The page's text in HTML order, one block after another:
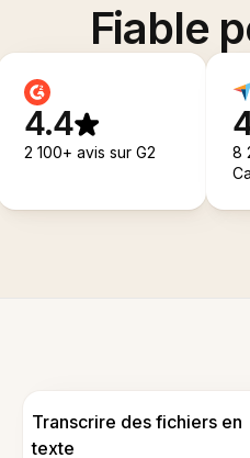
Fiable
4.4
2 100+ avis sur G2
8
Transcrire des fichiers en
texte